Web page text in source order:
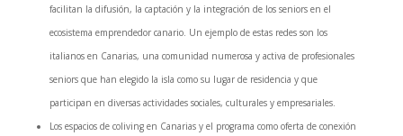
facilitan la difusión, la captación y la integración de los seniors en el
ecosistema emprendedor canario. Un ejemplo de estas redes son los
italianos en Canarias, una comunidad numerosa y activa de profesionales
seniors que han elegido la isla como su lugar de residencia y que
participan en diversas actividades sociales, culturales y empresariales.
Los espacios de coliving en Canarias y el programa como oferta de conexión